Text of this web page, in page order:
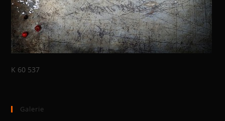
K 60 537
Galerie